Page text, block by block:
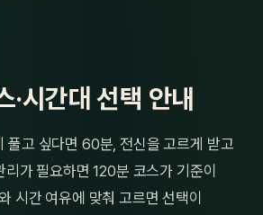
·시간대 선택 안내
풀고 싶다면 60분, 전신을 고르게 받고
가 필요하면 120분 코스가 기준이
시간 여유에 맞춰 고르면 선택이